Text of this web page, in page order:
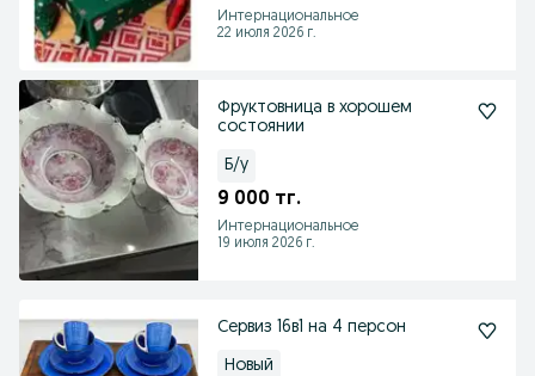
Интернациональное
22 июля 2026 г.
Фруктовница в хорошем
состоянии
Б/у
9 000 тг.
Интернациональное
19 июля 2026 г.
Сервиз 16в1 на 4 персон
Новый